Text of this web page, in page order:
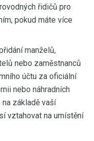
řidičů pro
pokud máte více
manželů,
nebo zaměstnanců
účtu za oficiální
nebo náhradních
základě vaší
vztahovat na umístění